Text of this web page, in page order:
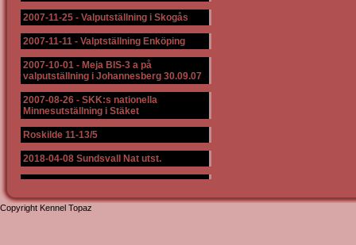
2007-11-25 - Valputställning i Skogås
2007-11-11 - Valptställning Enköping
2007-10-01 - Meja BIS-3 a på
valputställning i Johannesberg 30.09.07
2007-08-26 - SKK:s nationella
Minnesutställning i Stäket
Roskilde 11-13/5
2018-04-08 Sundsvall Nat utst.
Copyright Kennel Topaz